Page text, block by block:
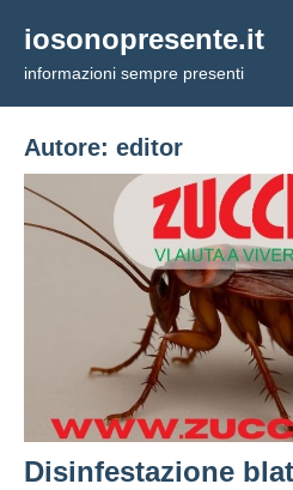
contenuto
iosonopresente.it
informazioni sempre presenti
Autore: editor
Disinfestazione